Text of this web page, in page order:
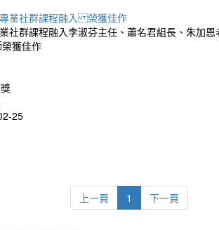
業社群課程融入 榮獲佳作
社群課程融入李淑芬主任、蕭名君組長、朱加
獲佳作
25
上一頁 1 下一頁